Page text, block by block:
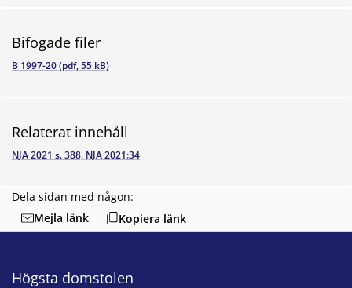
Dela sidan med någon:
Mejla länk
Kopiera länk
Bifogade filer
B 1997-20 (pdf, 55 kB)
Relaterat innehåll
NJA 2021 s. 388, NJA 2021:34
Högsta domstolen